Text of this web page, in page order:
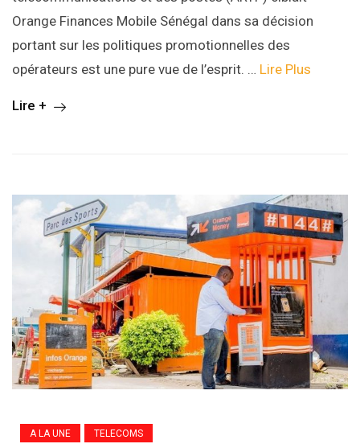
Orange Finances Mobile Sénégal dans sa décision
portant sur les politiques promotionnelles des
opérateurs est une pure vue de l’esprit. … Lire Plus
Lire +
A LA UNE TELECOMS